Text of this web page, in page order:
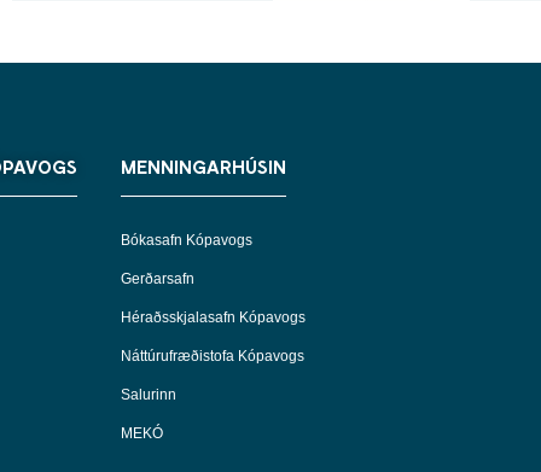
MENNINGARHÚSIN
Bókasafn Kópavogs
Gerðarsafn
Héraðsskjalasafn Kópavogs
Náttúrufræðistofa Kópavogs
Salurinn
MEKÓ